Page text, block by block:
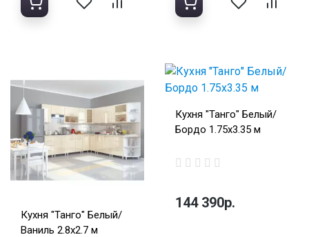
Кухня "Танго" Белый/
Ваниль 2.8х2.7 м
Кухня "Танго" Белый/
Бордо 1.75х3.35 м
144 390р.